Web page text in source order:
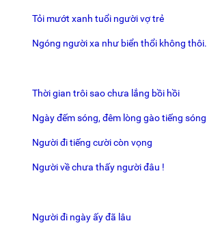
Tỏi mướt xanh tuổi người vợ trẻ
Ngóng người xa như biển thổi không thôi.
Thời gian trôi sao chưa lắng bồi hồi
Ngày đếm sóng, đêm lòng gào tiếng sóng
Người đi tiếng cười còn vọng
Người về chưa thấy người đâu !
Người đi ngày ấy đã lâu